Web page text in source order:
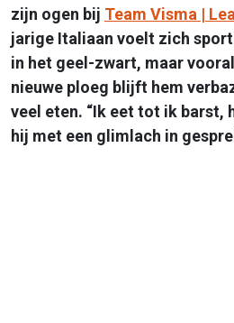
zijn ogen bij Team Visma |
jarige Italiaan voelt zich
in het geel-zwart, maar
nieuwe ploeg blijft hem
veel eten. “Ik eet tot ik barst,
hij met een glimlach in